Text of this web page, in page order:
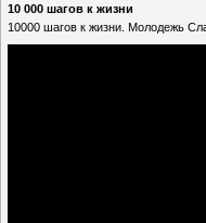
10 000 шагов к жизни
10000 шагов к жизни. Молодежь